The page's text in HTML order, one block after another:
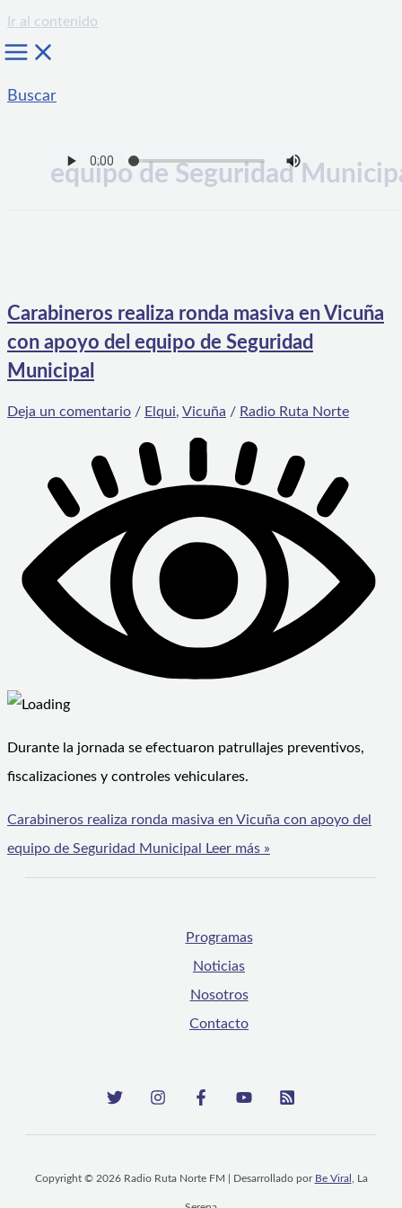
Ir al contenido
Buscar
equipo de Seguridad
Carabineros realiza ronda masiva en Vicuña
con apoyo del equipo de Seguridad
Municipal
Deja un comentario / Elqui, Vicuña / Radio Ruta Norte
Durante la jornada se efectuaron patrullajes preventivos,
fiscalizaciones y controles vehiculares.
Carabineros realiza ronda masiva en Vicuña con apoyo del
equipo de Seguridad Municipal
Leer más »
Programas
Noticias
Nosotros
Contacto
Copyright © 2026 Radio Ruta Norte FM | Desarrollado por Be Viral , La